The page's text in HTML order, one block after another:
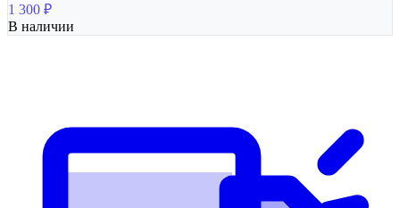
1 300 ₽
В наличии